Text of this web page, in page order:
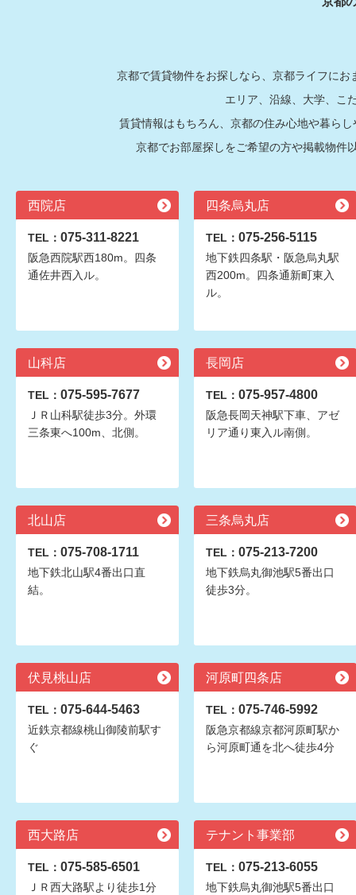
京都で賃貸物件をお探しなら、京都ライフに
エリア、沿線、大学、こ
賃貸情報はもちろん、京都の住み心地や暮ら
京都でお部屋探しをご希望の方や掲載物件
西院店
TEL： 075-311-8221
阪急西院駅西180m。四条
通佐井西入ル。
四条烏丸店
TEL： 075-256-5115
地下鉄四条駅・阪急烏丸駅
西200m。四条通新町東入
ル。
山科店
TEL： 075-595-7677
ＪＲ山科駅徒歩3分。外環
三条東へ100m、北側。
長岡店
TEL： 075-957-4800
阪急長岡天神駅下車、アゼ
リア通り東入ル南側。
北山店
TEL： 075-708-1711
地下鉄北山駅4番出口直
結。
三条烏丸店
TEL： 075-213-7200
地下鉄烏丸御池駅5番出口
徒歩3分。
伏見桃山店
TEL： 075-644-5463
近鉄京都線桃山御陵前駅す
ぐ
河原町四条店
TEL： 075-746-5992
阪急京都線京都河原町駅か
ら河原町通を北へ徒歩4分
西大路店
TEL： 075-585-6501
ＪＲ西大路駅より徒歩1分
テナント事業部
TEL： 075-213-6055
地下鉄烏丸御池駅5番出口